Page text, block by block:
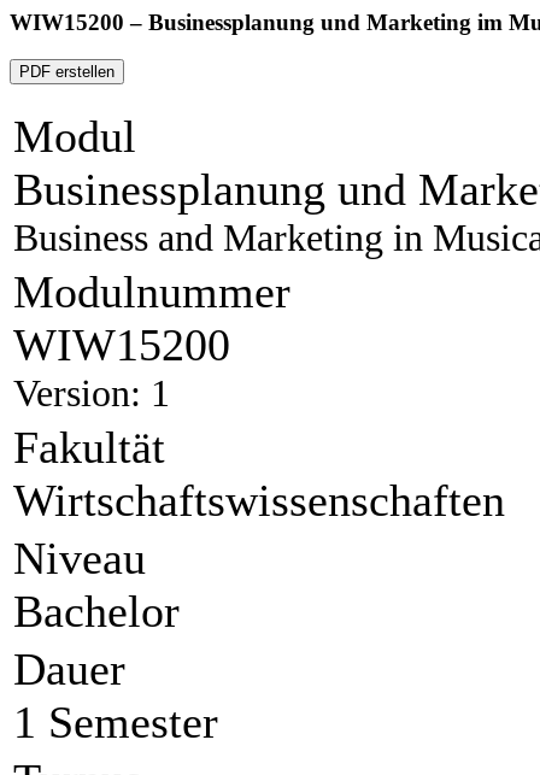
WIW15200 – Businessplanung und Marketing im
PDF erstellen
Modul
Businessplanung und
Business and Marketing in
Modulnummer
WIW15200
Version: 1
Fakultät
Wirtschaftswissenschaften
Niveau
Bachelor
Dauer
1 Semester